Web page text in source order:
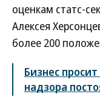
оценкам статс-
Алексея
более 200
Бизнес
надзора